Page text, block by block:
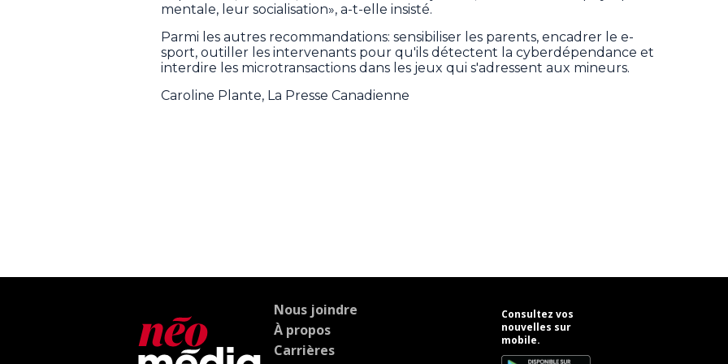
mentale, leur socialisation», a-t-elle insisté.
Parmi les autres recommandations: sensibiliser les parents, encadrer le e-
sport, outiller les intervenants pour qu'ils détectent la cyberdépendance et
interdire les microtransactions dans les jeux qui s'adressent aux mineurs.
Caroline Plante, La Presse Canadienne
Nous joindre
À propos
Carrières
Consultez vos
nouvelles sur
mobile.